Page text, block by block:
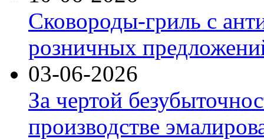
Сковороды-гриль с
розничных
03-06-2026
За чертой
производстве